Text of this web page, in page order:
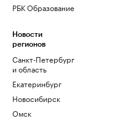
РБК Образование
Новости
регионов
Санкт-Петербург
и область
Екатеринбург
Новосибирск
Омск